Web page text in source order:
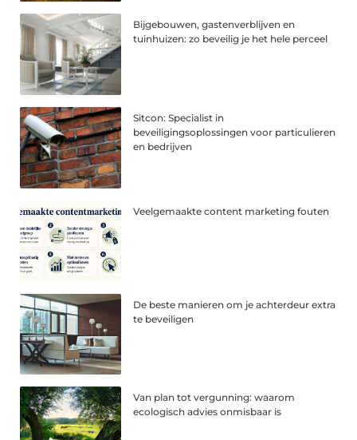
Bijgebouwen, gastenverblijven en
tuinhuizen: zo beveilig je het hele perceel
Sitcon: Specialist in
beveiligingsoplossingen voor particulieren
en bedrijven
Veelgemaakte content marketing fouten
De beste manieren om je achterdeur extra
te beveiligen
Van plan tot vergunning: waarom
ecologisch advies onmisbaar is